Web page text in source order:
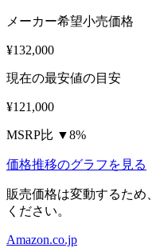
メーカー希望小売価格
¥132,000
現在の最安値の目安
¥121,000
MSRP比 ▼8%
価格推移のグラフを見る
販売価格は変動するため
ください。
Amazon.co.jp